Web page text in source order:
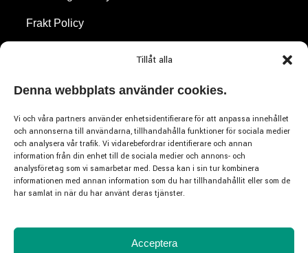
Tillåt alla
Denna webbplats använder cookies.
Vi och våra partners använder enhetsidentifierare för att anpassa innehållet
och annonserna till användarna, tillhandahålla funktioner för sociala medier
och analysera vår trafik. Vi vidarebefordrar identifierare och annan
information från din enhet till de sociala medier och annons- och
analysföretag som vi samarbetar med. Dessa kan i sin tur kombinera
informationen med annan information som du har tillhandahållit eller som de
har samlat in när du har använt deras tjänster.
Acceptera
Frakt Policy
Varumärken
Emporio Armani
Hugo Boss